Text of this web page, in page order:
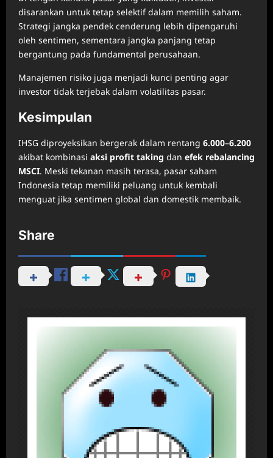
disarankan untuk tetap selektif dalam memilih saham.
Strategi jangka pendek cenderung lebih dipengaruhi
oleh sentimen, sementara jangka panjang tetap
bergantung pada fundamental perusahaan.
Manajemen risiko juga menjadi kunci penting agar
investor tidak terjebak dalam volatilitas pasar.
Kesimpulan
IHSG diproyeksikan bergerak dalam rentang 6.000–6.200
akibat kombinasi aksi profit taking dan efek rebalancing
MSCI. Meski tekanan masih terasa, pasar saham
Indonesia tetap memiliki peluang untuk kembali
menguat jika sentimen global dan domestik membaik.
Share